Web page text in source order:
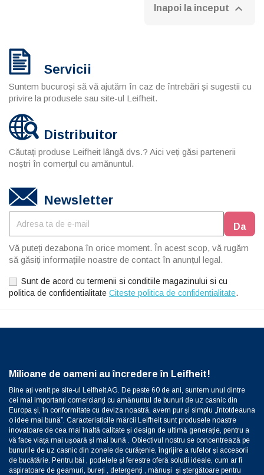
Inapoi la inceput 
Servicii
Suntem bucuroși să vă ajutăm în caz de întrebări și sugestii cu
privire la produsele sau site-ul Leifheit.
Distribuitor
Căutați produse Leifheit lângă dvs.? Aici veți găsi partenerii
noștri în comerțul cu amănuntul.
Newsletter
Vă puteți dezabona în orice moment. În acest scop, vă rugăm
să găsiți informațiile noastre de contact în anunțul legal.
Sunt de acord cu termenii si conditiile magazinului si cu
politica de confidentialitate Citeste politica de confidentialitate.
Milioane de oameni au încredere în Leifheit!
Bine ați venit pe site-ul Leifheit AG. De peste 60 de ani, suntem unul dintre
cei mai importanți comercianți cu amănuntul de bunuri de uz casnic din
Europa și, în conformitate cu deviza noastră, avem pur și simplu „întotdeauna
o idee mai bună”. Caracteristicile mărcii Leifheit sunt produsele noastre
inovatoare de cea mai înaltă calitate și design de ultimă generație, pentru a
vă face viața mai ușoară și mai bună . Obiectivul nostru se concentrează pe
bunurile de uz casnic din zonele de curățenie, îngrijire a rufelor și accesorii
de bucătărie. Pentru băi , podelele și ferestre oferă solutii ideale, cum ar fi
aspiratoare de geamuri, bureți , detergenți , mănuși și ștergătoare pentru